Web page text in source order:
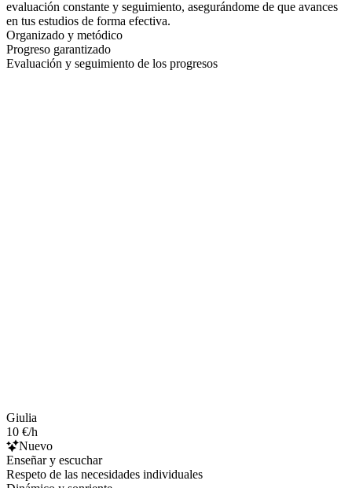
evaluación constante y seguimiento, asegurándome de que avances
en tus estudios de forma efectiva.
Organizado y metódico
Progreso garantizado
Evaluación y seguimiento de los progresos
Giulia
10 €/h
Nuevo
Enseñar y escuchar
Respeto de las necesidades individuales